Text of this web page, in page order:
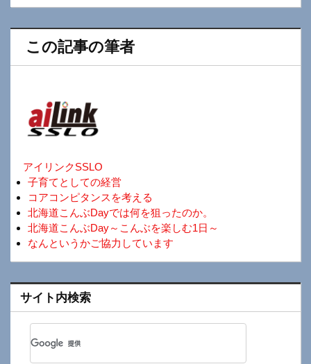
この記事の筆者
アイリンクSSLO
子育てとしての経営
コアコンピタンスを考える
北海道こんぶDayでは何を狙ったのか。
北海道こんぶDay～こんぶを楽しむ1日～
なんというかご協力しています
サイト内検索